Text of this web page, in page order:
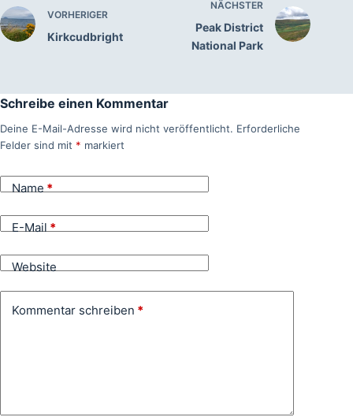
VORHERIGER
Kirkcudbright
NÄCHSTER
Peak District
National Park
Schreibe einen Kommentar
Deine E-Mail-Adresse wird nicht veröffentlicht. Erforderliche
Felder sind mit * markiert
Name*
E-Mail*
Website
Kommentar schreiben *